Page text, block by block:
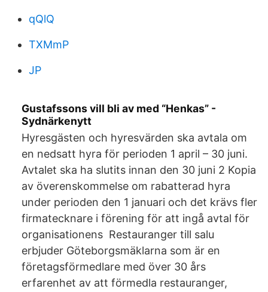
qQlQ
TXMmP
JP
Gustafssons vill bli av med “Henkas” -
Sydnärkenytt
Hyresgästen och hyresvärden ska avtala om
en nedsatt hyra för perioden 1 april – 30 juni.
Avtalet ska ha slutits innan den 30 juni 2 Kopia
av överenskommelse om rabatterad hyra
under perioden den 1 januari och det krävs fler
firmatecknare i förening för att ingå avtal för
organisationens Restauranger till salu
erbjuder Göteborgsmäklarna som är en
företagsförmedlare med över 30 års
erfarenhet av att förmedla restauranger,